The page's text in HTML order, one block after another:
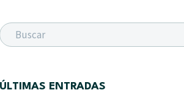
ÚLTIMAS ENTRADAS